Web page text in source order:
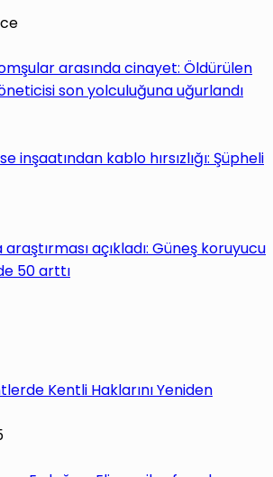
arasında cinayet: Öldürülen
son yolculuğuna uğurlandı
inşaatından kablo hırsızlığı: Şüpheli
açıkladı: Güneş koruyucu
50 arttı
Kentli Haklarını Yeniden